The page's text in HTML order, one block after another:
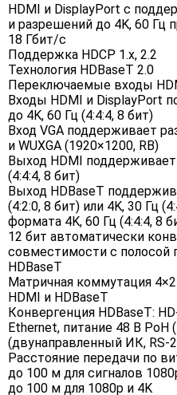
HDMI и DisplayPort с
и разрешений до 4K, 60 Гц
18 Гбит/с
Поддержка HDCP 1.х, 2.2
Технология HDBaseT 2.0
Переключаемые входы
Входы HDMI и DisplayPort
до 4K, 60 Гц (4:4:4, 8 бит)
Вход VGA поддерживает
и WUXGA (1920×1200, RB)
Выход HDMI
(4:4:4, 8 бит)
Выход HDBaseT
(4:2:0, 8 бит) или 4K, 30 Гц
формата 4K, 60 Гц (4:4:4, 8
12 бит автоматически
совместимости с полосой
HDBaseT
Матричная коммутация
HDMI и HDBaseT
Конвергенция HDBaseT:
Ethernet, питание 48 В PoH
(двунаправленный ИК, RS-
Расстояние передачи по
до 100 м для сигналов
до 100 м для 1080p и 4K